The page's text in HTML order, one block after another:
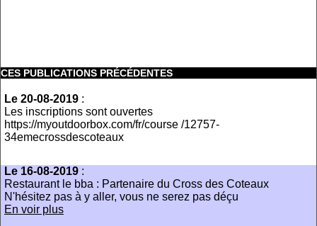
CES PUBLICATIONS PRÉCÉDENTES
Le 20-08-2019 :
Les inscriptions sont ouvertes
https://myoutdoorbox.com/fr/course /12757-
34emecrossdescoteaux
Le 16-08-2019 :
Restaurant le bba : Partenaire du Cross des Coteaux
N'hésitez pas à y aller, vous ne serez pas déçu
En voir plus